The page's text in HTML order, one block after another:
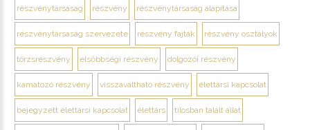
részvénytársaság részvény részvénytársaság alapítása
részvénytársaság szervezete részvény fajták részvény osztályok
törzsrészvény elsőbbségi részvény dolgozói részvény
kamatozó részvény visszaváltható részvény élettársi kapcsolat
bejegyzett élettársi kapcsolat élettárs tilosban talált állat